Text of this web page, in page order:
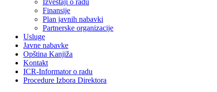
Izveštaji o radu
Finansije
Plan javnih nabavki
Partnerske organizacije
Usluge
Javne nabavke
Opština Kanjiža
Kontakt
ICR-Informator o radu
Procedure Izbora Direktora